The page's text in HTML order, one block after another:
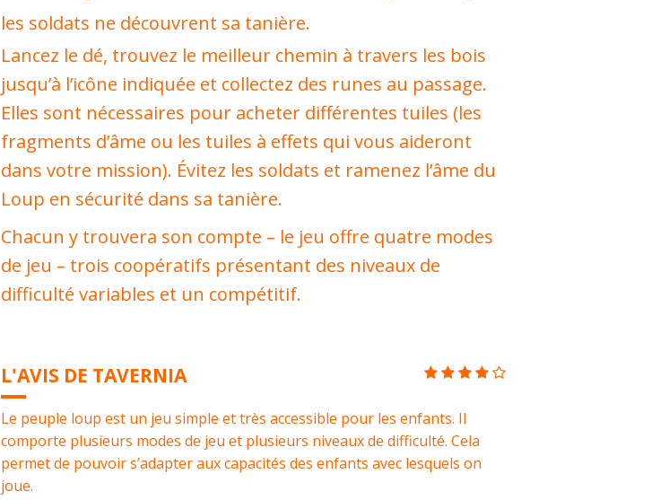
les soldats ne découvrent sa tanière.
Lancez le dé, trouvez le meilleur chemin à travers les bois
jusqu’à l’icône indiquée et collectez des runes au passage.
Elles sont nécessaires pour acheter différentes tuiles (les
fragments d’âme ou les tuiles à effets qui vous aideront
dans votre mission). Évitez les soldats et ramenez l’âme du
Loup en sécurité dans sa tanière.
Chacun y trouvera son compte – le jeu offre quatre modes
de jeu – trois coopératifs présentant des niveaux de
difficulté variables et un compétitif.
L'AVIS DE TAVERNIA
Le peuple loup est un jeu simple et très accessible pour les enfants. Il
comporte plusieurs modes de jeu et plusieurs niveaux de difficulté. Cela
permet de pouvoir s’adapter aux capacités des enfants avec lesquels on
joue.